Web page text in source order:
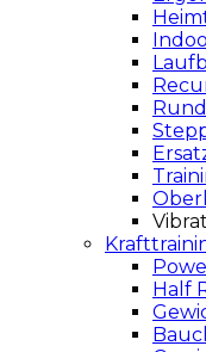
Half